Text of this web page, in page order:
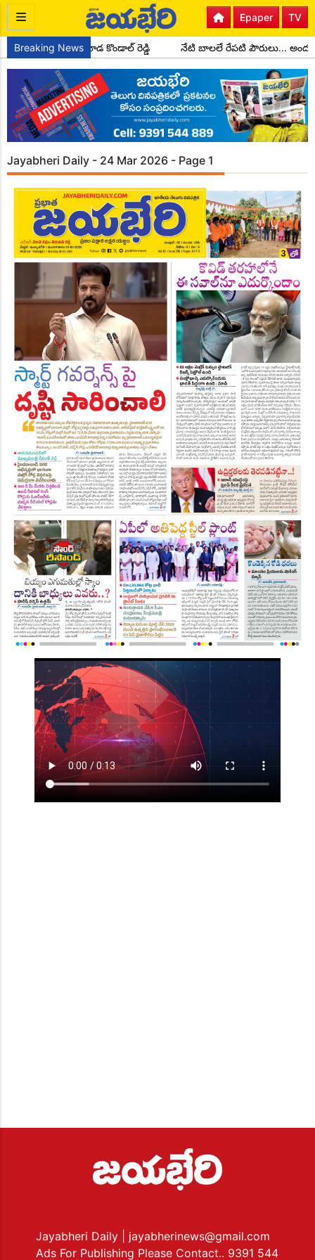
TV
Epaper
Breaking News
అధ్యక్షులుగా చాడ కొండాల్ రెడ్డి నేటి బాలలే రేపటి పౌరులు...
Jayabheri Daily - 24 Mar 2026 - Page 1
Jayabheri Daily
| jayabherinews@gmail.com
Ads For Publishing Please Contact.. 9391 544